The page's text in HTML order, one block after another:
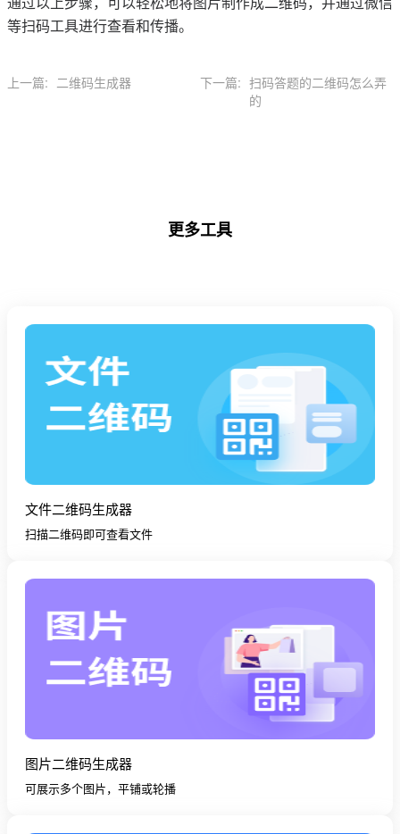
等扫码工具进行查看和传播。
上一篇: 二维码生成器 下一篇: 扫码答题的二维码怎么弄
的
更多工具
文件二维码生成器
扫描二维码即可查看文件
图片二维码生成器
可展示多个图片，平铺或轮播